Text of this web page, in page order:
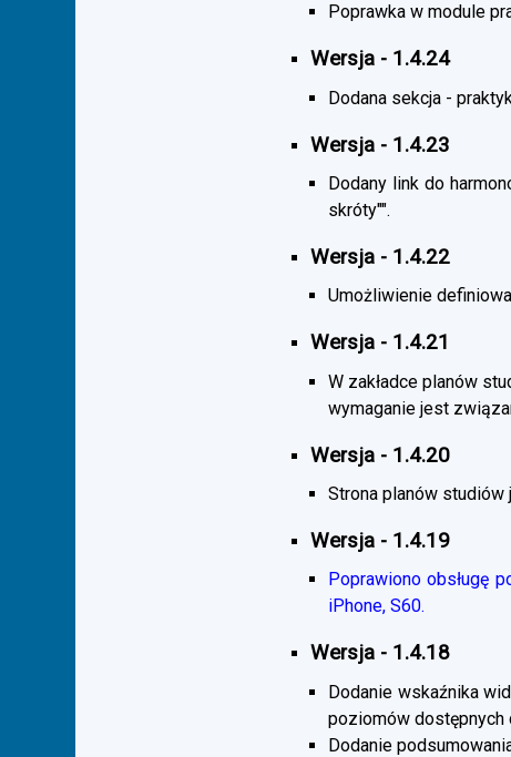
Poprawka w module
Wersja - 1.4.24
Dodana sekcja -
Wersja - 1.4.23
Dodany link do
skróty"".
Wersja - 1.4.22
Umożliwienie
Wersja - 1.4.21
W zakładce planów
wymaganie jest
Wersja - 1.4.20
Strona planów studiów
Wersja - 1.4.19
Poprawiono obsługę
iPhone, S60.
Wersja - 1.4.18
Dodanie wskaźnika
poziomów dostępnych
Dodanie